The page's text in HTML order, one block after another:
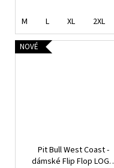
M L XL 2XL
NOVÉ
Pit Bull West Coast -
dámské Flip Flop LOGO